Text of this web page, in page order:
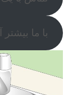
با ما